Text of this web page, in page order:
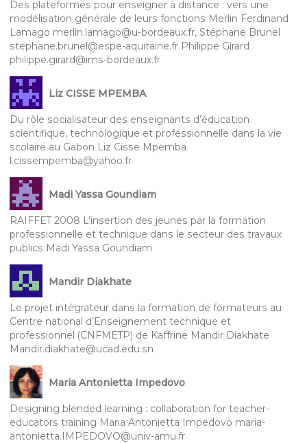
Des plateformes pour enseigner à distance : vers une
modélisation générale de leurs fonctions Merlin Ferdinand
Lamago merlin.lamago@u-bordeaux.fr, Stéphane Brunel
stephane.brunel@espe-aquitaine.fr Philippe Girard
philippe.girard@ims-bordeaux.fr
Liz CISSE MPEMBA
Du rôle socialisateur des enseignants d’éducation
scientifique, technologique et professionnelle dans la vie
scolaire au Gabon Liz Cisse Mpemba
l.cissempemba@yahoo.fr
Madi Yassa Goundiam
RAIFFET 2008 L’insertion des jeunes par la formation
professionnelle et technique dans le secteur des travaux
publics Madi Yassa Goundiam
Mandir Diakhate
Le projet intégrateur dans la formation de formateurs au
Centre national d’Enseignement technique et
professionnel (CNFMETP) de Kaffrine Mandir Diakhate
Mandir.diakhate@ucad.edu.sn
Maria Antonietta Impedovo
Designing blended learning : collaboration for teacher-
educators training Maria Antonietta Impedovo maria-
antonietta.IMPEDOVO@univ-amu.fr